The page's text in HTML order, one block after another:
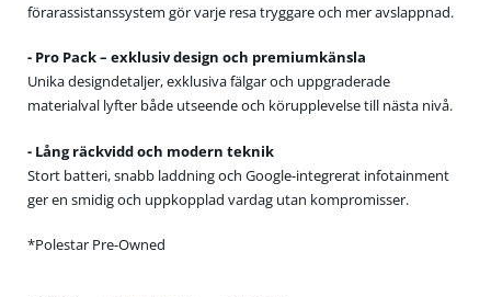
förarassistanssystem gör varje resa tryggare och mer avslappnad.
- Pro Pack – exklusiv design och premiumkänsla
Unika designdetaljer, exklusiva fälgar och uppgraderade
materialval lyfter både utseende och körupplevelse till nästa nivå.
- Lång räckvidd och modern teknik
Stort batteri, snabb laddning och Google-integrerat infotainment
ger en smidig och uppkopplad vardag utan kompromisser.
*Polestar Pre-Owned